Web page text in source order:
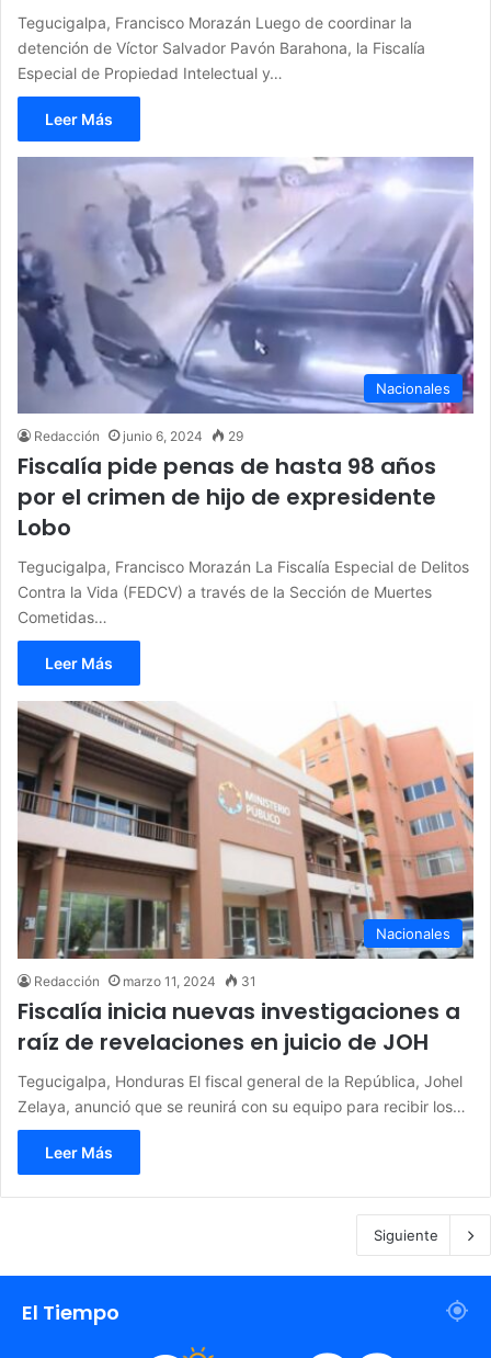
Tegucigalpa, Francisco Morazán Luego de coordinar la
detención de Víctor Salvador Pavón Barahona, la Fiscalía
Especial de Propiedad Intelectual y…
Leer Más
Nacionales
Redacción junio 6, 2024 29
Fiscalía pide penas de hasta 98 años
por el crimen de hijo de expresidente
Lobo
Tegucigalpa, Francisco Morazán La Fiscalía Especial de Delitos
Contra la Vida (FEDCV) a través de la Sección de Muertes
Cometidas…
Leer Más
Nacionales
Redacción marzo 11, 2024 31
Fiscalía inicia nuevas investigaciones a
raíz de revelaciones en juicio de JOH
Tegucigalpa, Honduras El fiscal general de la República, Johel
Zelaya, anunció que se reunirá con su equipo para recibir los…
Leer Más
Siguiente
El Tiempo